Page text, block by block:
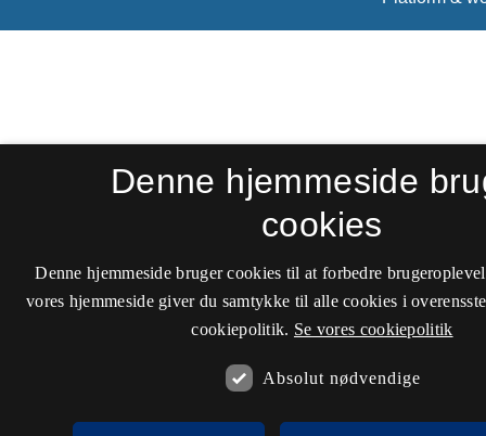
Denne hjemmeside
cookies
Denne hjemmeside bruger cookies til at forbedre
vores hjemmeside giver du samtykke til alle cookies i
cookiepolitik. Se vores cookiepolitik
Absolut nødvendige